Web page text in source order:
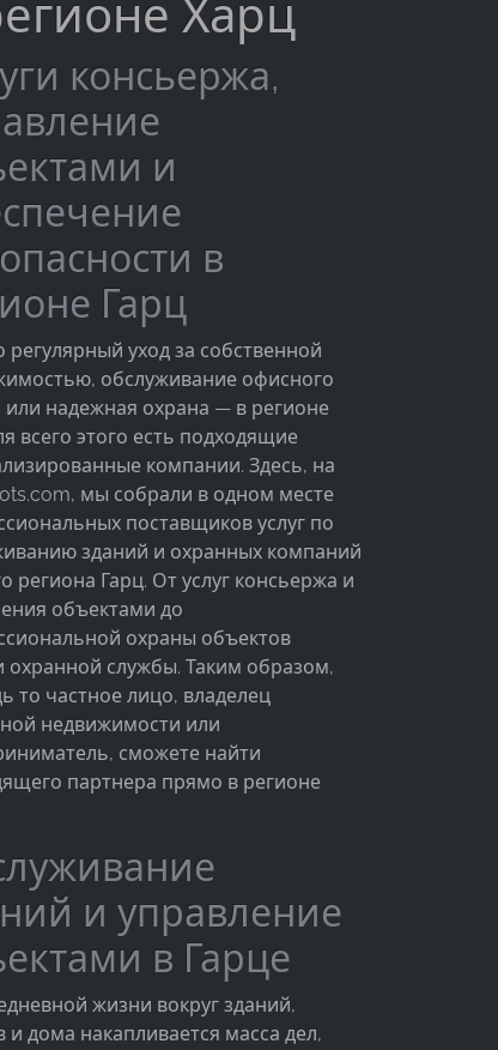
Харц
консьержа,
и
в
Гарц
регулярный уход за собственной
обслуживание офисного
или надежная охрана — в регионе
всего этого есть подходящие
компании. Здесь, на
мы собрали в одном месте
поставщиков услуг по
зданий и охранных компаний
региона Гарц. От услуг консьержа и
объектами до
охраны объектов
охранной службы. Таким образом,
то частное лицо, владелец
недвижимости или
сможете найти
партнера прямо в регионе
и управление
в Гарце
жизни вокруг зданий,
и дома накапливается масса дел,